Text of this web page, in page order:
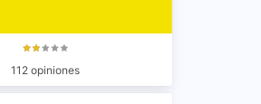
112 opiniones